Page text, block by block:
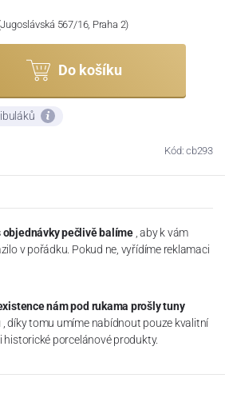
567/16, Praha 2)
Do košíku
Kód: cb293
objednávky pečlivě balíme , aby k vám
v pořádku. Pokud ne, vyřídíme reklamaci
nám pod rukama prošly tuny
, díky tomu umíme nabídnout pouze kvalitní
historické porcelánové produkty.